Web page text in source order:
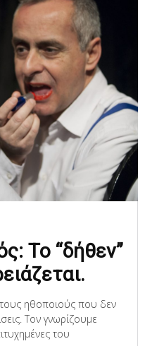
Το “δήθεν”
τους ηθοποιούς που δεν
Τον γνωρίζουμε
του